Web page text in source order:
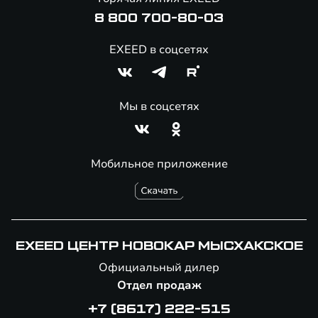
Мобильное приложение
8 800 700-80-03
EXEED в соцсетях
Мы в соцсетях
EXEED ЦЕНТР НОВОКАР МЫСХАКСКОЕ
Официальный дилер
Отдел продаж
+7 (8617) 222-515